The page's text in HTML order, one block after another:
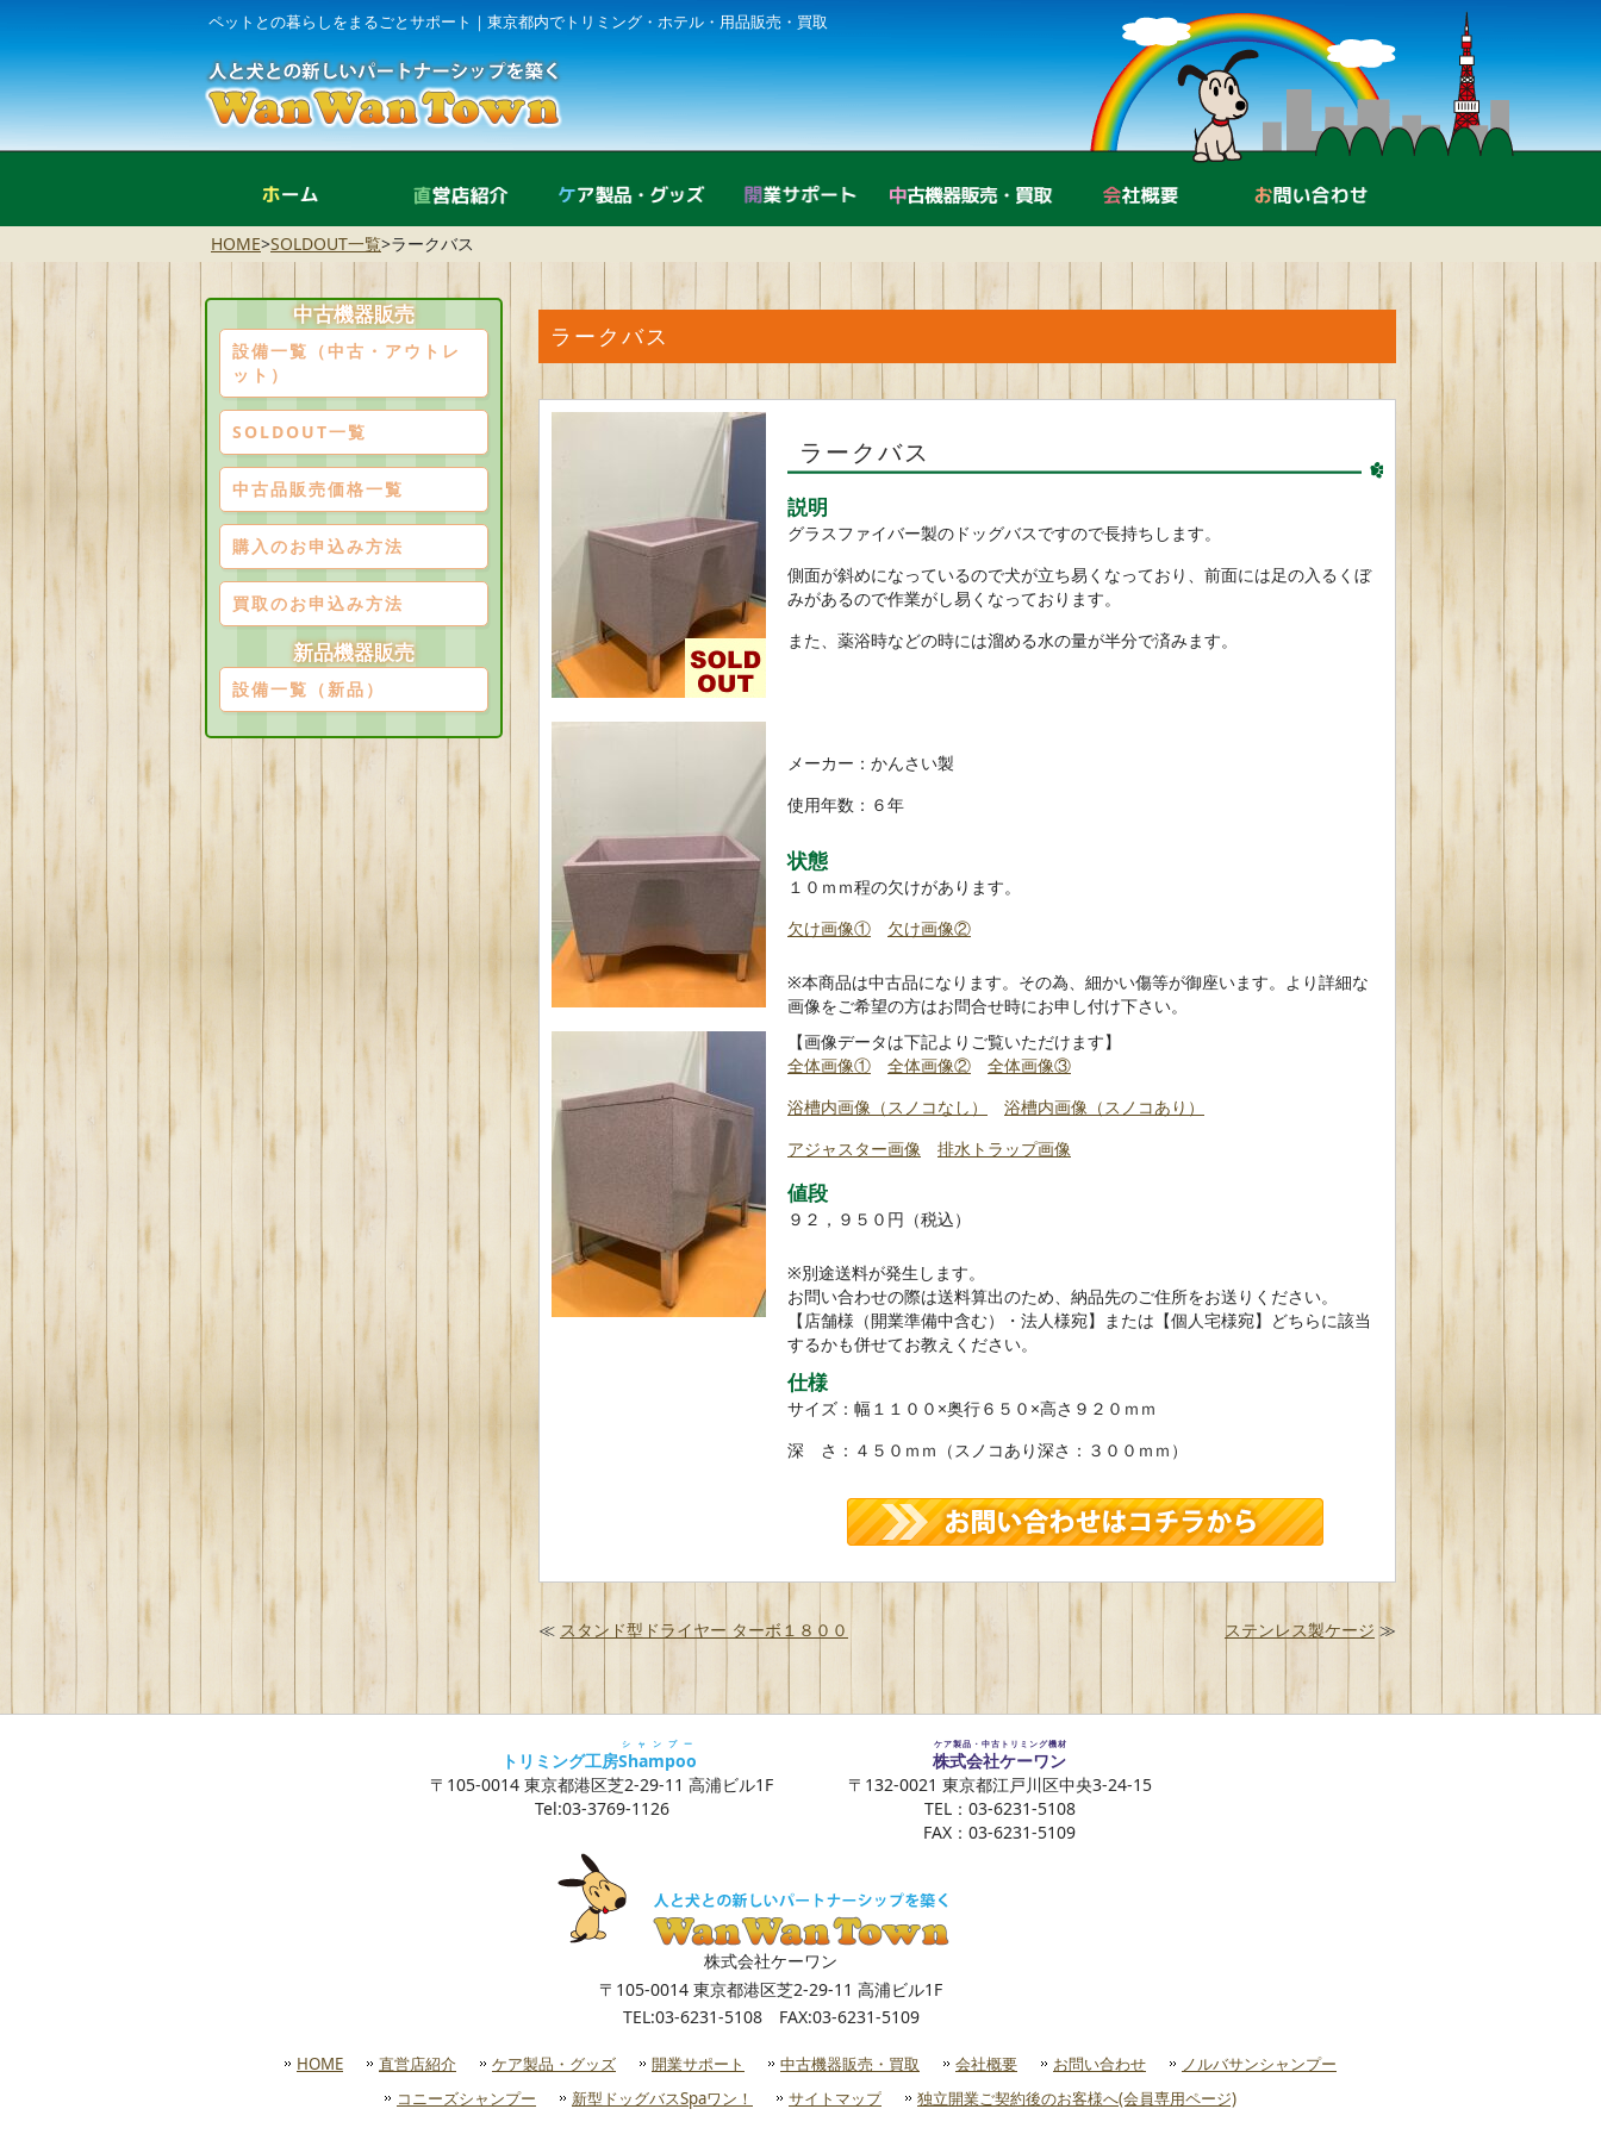
ペットとの暮らしをまるごとサポート｜東京都内でトリミング・ホテル・用品販売・買取
ホーム 直営店紹介 ケア製品・グッズ 開業サポート 中古機器販売・買取 会社概要
HOME>SOLDOUT一覧>ラークバス
ラークバス
ラークバス
説明
グラスファイバー製のドッグバスですので長持ちします。
側面が斜めになっているので犬が立ち易くなっており、前面には足の入るくぼ
みがあるので作業がし易くなっております。
また、薬浴時などの時には溜める水の量が半分で済みます。
メーカー：かんさい製
使用年数：６年
状態
１０ｍｍ程の欠けがあります。
欠け画像①
欠け画像②
※本商品は中古品になります。その為、細かい傷等が御座います。より詳細な
画像をご希望の方はお問合せ時にお申し付け下さい。
【画像データは下記よりご覧いただけます】
全体画像①
全体画像②
全体画像③
浴槽内画像（スノコなし）
浴槽内画像（スノコあり）
アジャスター画像
排水トラップ画像
値段
９２，９５０円（税込）
※別途送料が発生します。
お問い合わせの際は送料算出のため、納品先のご住所をお送りください。
【店舗様（開業準備中含む）・法人様宛】または【個人宅様宛】どちらに該当
するかも併せてお教えください。
仕様
サイズ：幅１１００×奥行６５０×高さ９２０ｍｍ
深 さ：４５０ｍｍ（スノコあり深さ：３００ｍｍ）
≪ スタンド型ドライヤー ターボ１８００ ステンレス製ケージ ≫
中古機器販売
設備一覧（中古・アウトレ
ット）
SOLDOUT一覧
中古品販売価格一覧
購入のお申込み方法
買取のお申込み方法
新品機器販売
設備一覧（新品）
トリミング工房Shampoo
シャンプー
〒105-0014 東京都港区芝2-29-11 高浦ビル1F
Tel:03-3769-1126
株式会社ケーワン
ケア製品・中古トリミング機材
〒132-0021 東京都江戸川区中央3-24-15
TEL：03-6231-5108
FAX：03-6231-5109
株式会社ケーワン
〒105-0014 東京都港区芝2-29-11 高浦ビル1F
TEL:03-6231-5108 FAX:03-6231-5109
HOME 直営店紹介 ケア製品・グッズ 開業サポート 中古機器販売・買取 会社概要 お問い合わせ
ノルバサンシャンプー
コニーズシャンプー
新型ドッグバスSpaワン！ サイトマップ 独立開業ご契約後のお客様へ(会員専用ページ)